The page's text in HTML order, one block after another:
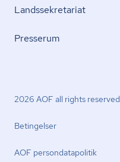
Lands­se­kre­ta­ri­at
Presserum
2026 AOF all rights reserved
Betingelser
AOF per­son­da­ta­po­li­tik